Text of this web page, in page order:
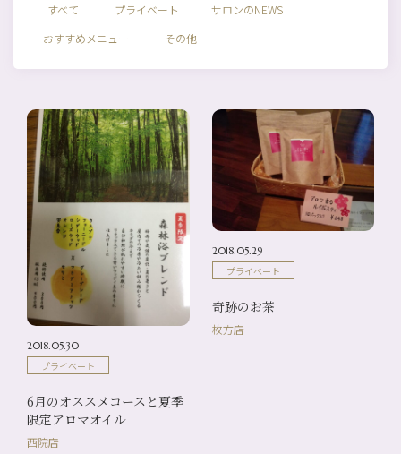
すべて プライベート
サロンのNEWS
おすすめメニュー
その他
2018.05.30
プライベート
6月のオススメコースと夏季
限定アロマオイル
西院店
2018.05.29
プライベート
奇跡のお茶
枚方店